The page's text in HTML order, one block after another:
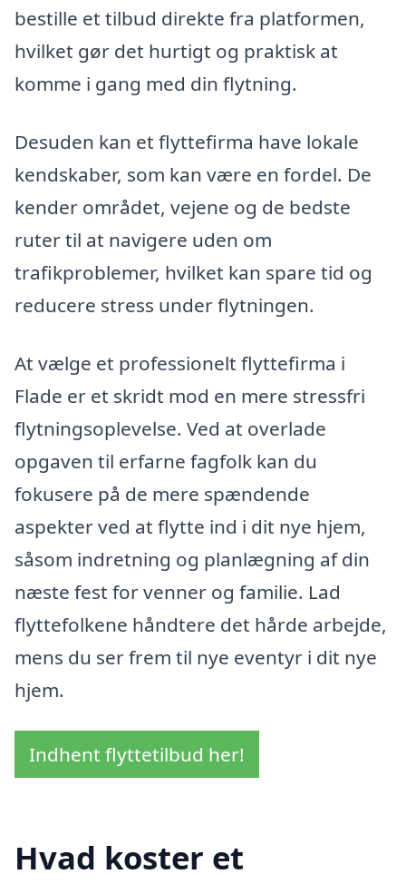
bestille et tilbud direkte fra platformen,
hvilket gør det hurtigt og praktisk at
komme i gang med din flytning.
Desuden kan et flyttefirma have lokale
kendskaber, som kan være en fordel. De
kender området, vejene og de bedste
ruter til at navigere uden om
trafikproblemer, hvilket kan spare tid og
reducere stress under flytningen.
At vælge et professionelt flyttefirma i
Flade er et skridt mod en mere stressfri
flytningsoplevelse. Ved at overlade
opgaven til erfarne fagfolk kan du
fokusere på de mere spændende
aspekter ved at flytte ind i dit nye hjem,
såsom indretning og planlægning af din
næste fest for venner og familie. Lad
flyttefolkene håndtere det hårde arbejde,
mens du ser frem til nye eventyr i dit nye
hjem.
Indhent flyttetilbud her!
Hvad koster et